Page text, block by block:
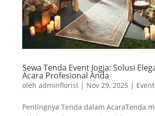
Sewa Tenda Event Jogja: Solusi
Acara Profesional Anda
oleh adminflorist| Nov 29, 2025 |
Pentingnya Tenda dalam AcaraTenda